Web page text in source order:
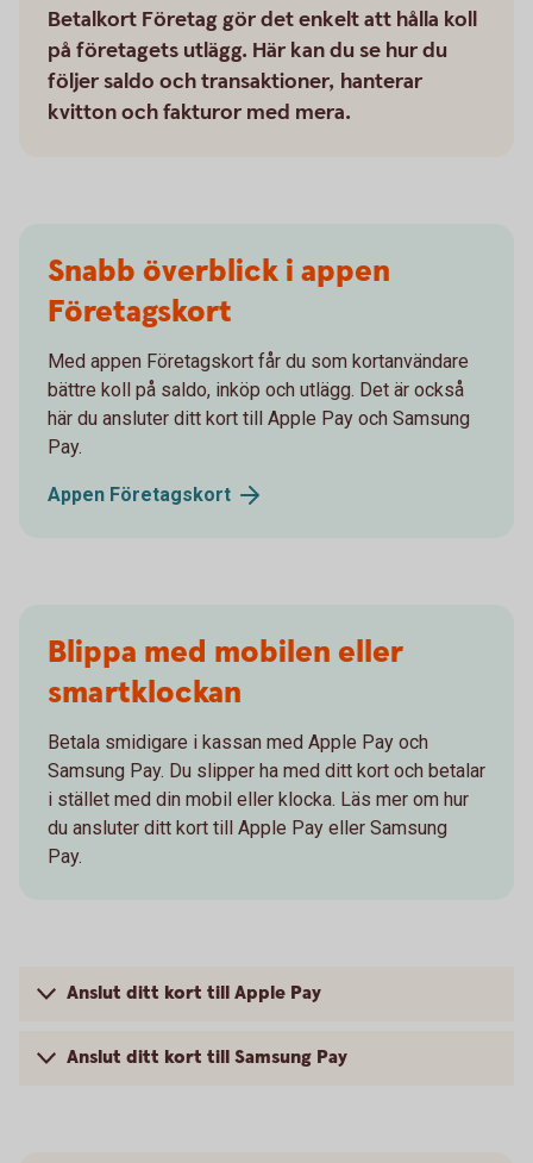
Betalkort Företag gör det enkelt att hålla koll
på företagets utlägg. Här kan du se hur du
följer saldo och transaktioner, hanterar
kvitton och fakturor med mera.
Snabb överblick i appen
Företagskort
Med appen Företagskort får du som kortanvändare
bättre koll på saldo, inköp och utlägg. Det är också
här du ansluter ditt kort till Apple Pay och Samsung
Pay.
Appen Företagskort
Blippa med mobilen eller
smartklockan
Betala smidigare i kassan med Apple Pay och
Samsung Pay. Du slipper ha med ditt kort och betalar
i stället med din mobil eller klocka. Läs mer om hur
du ansluter ditt kort till Apple Pay eller Samsung
Pay.
Anslut ditt kort till Apple Pay
Anslut ditt kort till Samsung Pay